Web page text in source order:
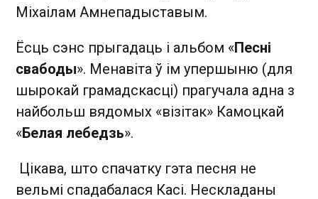
Міхаілам Амнепадыставым.
Ёсць сэнс прыгадаць і альбом «Песні
свабоды». Менавіта ў ім упершыню (для
шырокай грамадскасці) прагучала адна з
найбольш вядомых «візітак» Камоцкай
«Белая лебедзь».
Цікава, што спачатку гэта песня не
вельмі спадабалася Касі. Нескладаны